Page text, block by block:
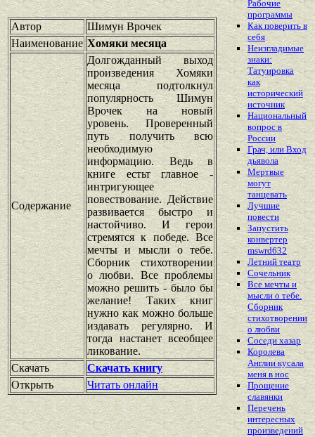
Автор
Шимун Врочек
Наименование Хомяки месяца
Содержание
Долгожданный выход
произведения Хомяки
месяца подтолкнул
популярность Шимун
Врочек на новый
уровень. Проверенный
путь получить всю
необходимую
информацию. Ведь в
книге естьт главное -
интригующее
повествование. Действие
развивается быстро и
настойчиво. И герои
стремятся к победе. Все
мечты и мысли о тебе.
Сборник стихотворении
о любви. Все проблемы
можно решить - было бы
желание! Таких книг
нужно как можно больше
издавать регулярно. И
тогда настанет всеобщее
ликование.
Скачать
Скачать книгу
Открыть
Читать онлайн
Рабочие
программы
Как поверить в
себя
Неизгладимые
знаки:
Татуировка
как
исторический
источник
Национальный
вопрос в
России
Грач, или Вход
дьявола
Мертвые
могут
танцевать
Лучшие
повести
Запустить
конвертер
mswrd632
Летний театр
Сочельник
Все мечты и
мысли о тебе.
Сборник
стихотворении
о любви
Соседи хазар
Королева
Англии кусала
меня в нос
Прощение
славянки
Перечень
интересных
произведений